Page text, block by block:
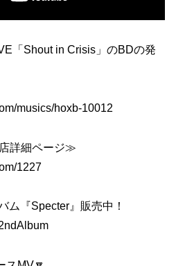
「Shout in Crisis」のBDの発
musics/hoxb-10012
詳細ページ≫
1227
『Specter』販売中！